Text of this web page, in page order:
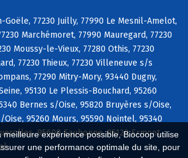
expérience possible, Biocoop utilise
une performance optimale du site, pour
Goële, 77230 Juilly, 77990 Le Mesnil-Amelot,
Marchémoret, 77990 Mauregard, 77230
Moussy-le-Vieux, 77280 Othis, 77230
77230 Thieux, 77230 Villeneuve s/s
77290 Mitry-Mory, 93440 Dugny,
95130 Le Plessis-Bouchard, 95260
Bernes s/Oise, 95820 Bruyères s/Oise,
Oise, 95260 Mours, 95590 Nointel, 95340
95600 Eaubonne, 95120 Ermont,